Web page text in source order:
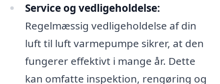
Service og vedligeholdelse:
Regelmæssig vedligeholdelse af din
luft til luft varmepumpe sikrer, at den
fungerer effektivt i mange år. Dette
kan omfatte inspektion, rengøring og